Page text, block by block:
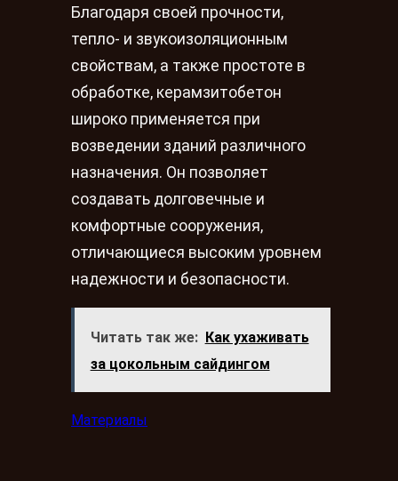
Благодаря своей прочности,
тепло- и звукоизоляционным
свойствам, а также простоте в
обработке, керамзитобетон
широко применяется при
возведении зданий различного
назначения. Он позволяет
создавать долговечные и
комфортные сооружения,
отличающиеся высоким уровнем
надежности и безопасности.
Читать так же: Как ухаживать
за цокольным сайдингом
Материалы